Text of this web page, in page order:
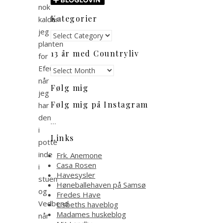
nok
kalder
jeg
planten
for
Efeu
når
jeg
har
den
i
potte
inde
i
stuen
og
Vedbend
når
Kategorier
Kategorier
13 år med Countryliv
13
med
Countryliv
Følg mig
Følg mig på Instagram
…
Links
Frk. Anemone
Casa Rosen
Havesysler
Høneballehaven på Samsø
Fredes Have
Lisbeths haveblog
Madames huskeblog